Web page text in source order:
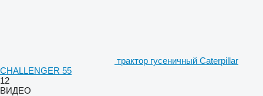
трактор гусеничный Caterpillar
CHALLENGER 55
12
ВИДЕО